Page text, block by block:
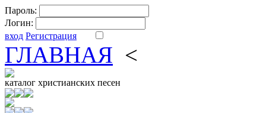
Пароль:
Логин:
вход Регистрация
ГЛАВНАЯ <
каталог христианских песен